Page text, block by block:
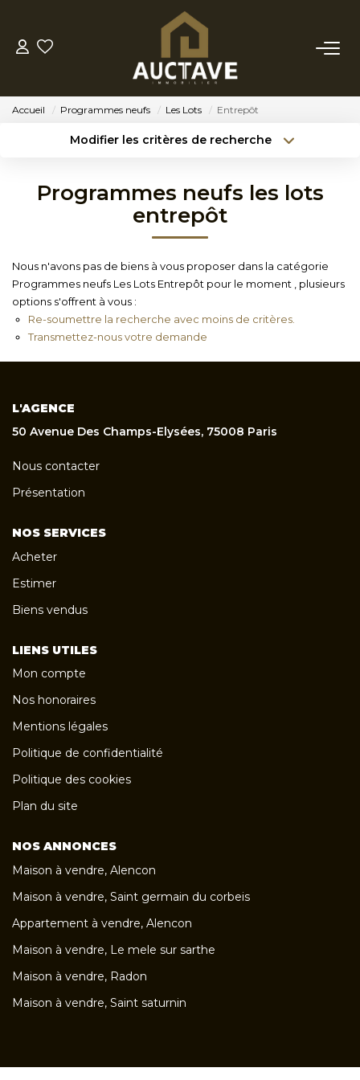
ACHETER
NOTRE AGENCE
NOTRE PHILOSOPHIE
CONTACT
Accueil Programmes neufs Les Lots Entrepôt
Modifier les critères de recherche
Sélectionnez...
Type de bien
Surface min
Plus de critères Créer une alerte
Programmes neufs les lots
entrepôt
Nous n'avons pas de biens à vous proposer dans la catégorie
Programmes neufs Les Lots Entrepôt pour le moment , plusieurs
options s'offrent à vous :
Re-soumettre la recherche avec moins de critères.
Transmettez-nous votre demande
L'AGENCE
50 Avenue Des Champs-Elysées, 75008 Paris
Nous contacter
Présentation
NOS SERVICES
Acheter
Estimer
Biens vendus
LIENS UTILES
Mon compte
Nos honoraires
Mentions légales
Politique de confidentialité
Politique des cookies
Plan du site
NOS ANNONCES
Maison à vendre, Alencon
Maison à vendre, Saint germain du corbeis
Appartement à vendre, Alencon
Maison à vendre, Le mele sur sarthe
Maison à vendre, Radon
Maison à vendre, Saint saturnin